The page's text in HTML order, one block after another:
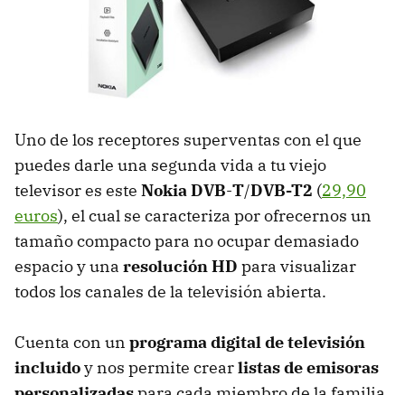
Uno de los receptores superventas con el que
puedes darle una segunda vida a tu viejo
televisor es este Nokia DVB-T/DVB-T2 (29,90
euros), el cual se caracteriza por ofrecernos un
tamaño compacto para no ocupar demasiado
espacio y una resolución HD para visualizar
todos los canales de la televisión abierta.
Cuenta con un programa digital de televisión
incluidoy nos permite crearlistas de emisoras